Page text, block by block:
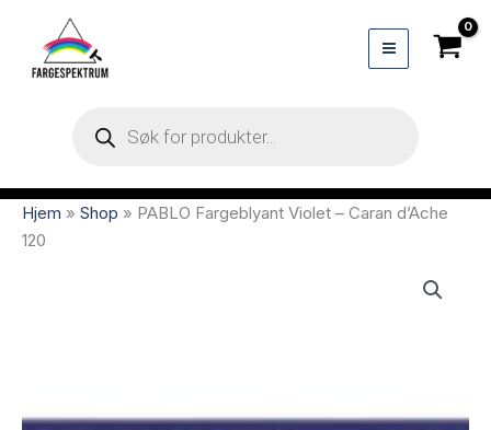
search
Hjem » Shop » PABLO Fargeblyant Violet – Caran d’Ache
120